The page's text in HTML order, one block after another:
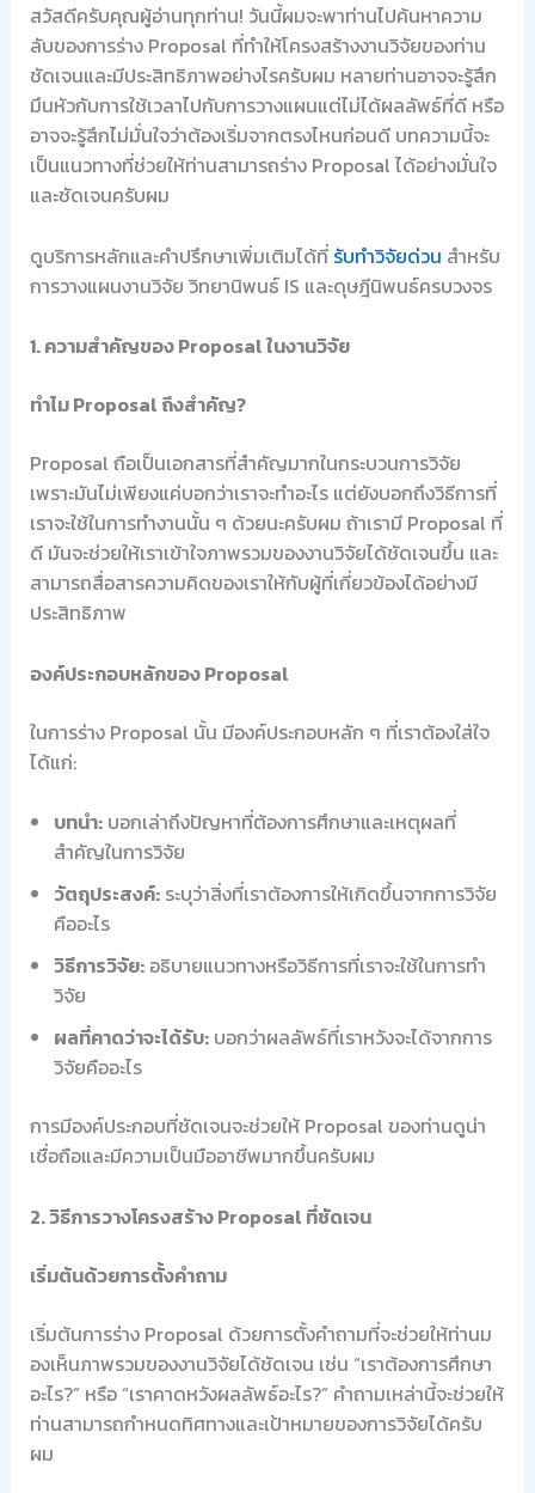
สวัสดีครับคุณผู้อ่านทุกท่าน! วันนี้ผมจะพาท่านไปค้นหาความ
ลับของการร่าง Proposal ที่ทำให้โครงสร้างงานวิจัยของท่าน
ชัดเจนและมีประสิทธิภาพอย่างไรครับผม หลายท่านอาจจะรู้สึก
มึนหัวกับการใช้เวลาไปกับการวางแผนแต่ไม่ได้ผลลัพธ์ที่ดี หรือ
อาจจะรู้สึกไม่มั่นใจว่าต้องเริ่มจากตรงไหนก่อนดี บทความนี้จะ
เป็นแนวทางที่ช่วยให้ท่านสามารถร่าง Proposal ได้อย่างมั่นใจ
และชัดเจนครับผม
ดูบริการหลักและคำปรึกษาเพิ่มเติมได้ที่ รับทำวิจัยด่วน สำหรับ
การวางแผนงานวิจัย วิทยานิพนธ์ IS และดุษฎีนิพนธ์ครบวงจร
1. ความสำคัญของ Proposal ในงานวิจัย
ทำไม Proposal ถึงสำคัญ?
Proposal ถือเป็นเอกสารที่สำคัญมากในกระบวนการวิจัย
เพราะมันไม่เพียงแค่บอกว่าเราจะทำอะไร แต่ยังบอกถึงวิธีการที่
เราจะใช้ในการทำงานนั้น ๆ ด้วยนะครับผม ถ้าเรามี Proposal ที่
ดี มันจะช่วยให้เราเข้าใจภาพรวมของงานวิจัยได้ชัดเจนขึ้น และ
สามารถสื่อสารความคิดของเราให้กับผู้ที่เกี่ยวข้องได้อย่างมี
ประสิทธิภาพ
องค์ประกอบหลักของ Proposal
ในการร่าง Proposal นั้น มีองค์ประกอบหลัก ๆ ที่เราต้องใส่ใจ
ได้แก่:
บทนำ:บอกเล่าถึงปัญหาที่ต้องการศึกษาและเหตุผลที่
สำคัญในการวิจัย
วัตถุประสงค์:ระบุว่าสิ่งที่เราต้องการให้เกิดขึ้นจากการวิจัย
คืออะไร
วิธีการวิจัย:อธิบายแนวทางหรือวิธีการที่เราจะใช้ในการทำ
วิจัย
ผลที่คาดว่าจะได้รับ:บอกว่าผลลัพธ์ที่เราหวังจะได้จากการ
วิจัยคืออะไร
การมีองค์ประกอบที่ชัดเจนจะช่วยให้ Proposal ของท่านดูน่า
เชื่อถือและมีความเป็นมืออาชีพมากขึ้นครับผม
2. วิธีการวางโครงสร้าง Proposal ที่ชัดเจน
เริ่มต้นด้วยการตั้งคำถาม
เริ่มต้นการร่าง Proposal ด้วยการตั้งคำถามที่จะช่วยให้ท่านม
องเห็นภาพรวมของงานวิจัยได้ชัดเจน เช่น “เราต้องการศึกษา
อะไร?” หรือ “เราคาดหวังผลลัพธ์อะไร?” คำถามเหล่านี้จะช่วยให้
ท่านสามารถกำหนดทิศทางและเป้าหมายของการวิจัยได้ครับ
ผม